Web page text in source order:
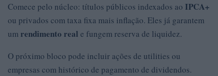
Comece pelo núcleo: títulos públicos indexados ao IPCA+
ou privados com taxa fixa mais inflação. Eles já garantem
um rendimento real e fungem reserva de liquidez.
O próximo bloco pode incluir ações de utilities ou
empresas com histórico de pagamento de dividendos.